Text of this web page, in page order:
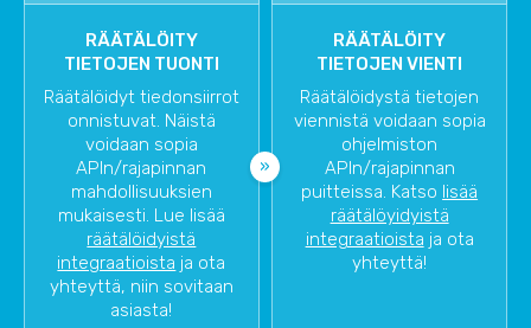
RÄÄTÄLÖITY
TIETOJEN TUONTI
Räätälöidyt tiedonsiirrot
onnistuvat. Näistä
voidaan sopia
APIn/rajapinnan
mahdollisuuksien
mukaisesti. Lue lisää
räätälöidyistä
integraatioista ja ota
yhteyttä, niin sovitaan
asiasta!
RÄÄTÄLÖITY
TIETOJEN VIENTI
Räätälöidystä tietojen
viennistä voidaan sopia
ohjelmiston
APIn/rajapinnan
puitteissa. Katso lisää
räätälöyidyistä
integraatioista ja ota
yhteyttä!